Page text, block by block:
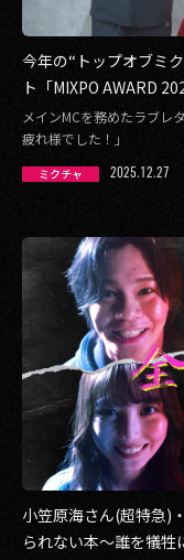
PRIVACY POLICY
今年の“トップオブミ
ト「MIXPO AWARD
メインMCを務めたラブレ
疲れ様でした！」
ミクチャ 2025.12.27
小笠原海さん(超特急)
られない本〜誰を犠